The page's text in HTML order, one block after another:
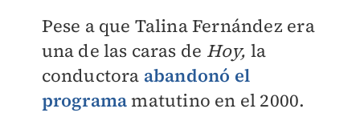
Pese a que Talina Fernández era
una de las caras de Hoy, la
conductora abandonó el
programamatutino en el 2000.